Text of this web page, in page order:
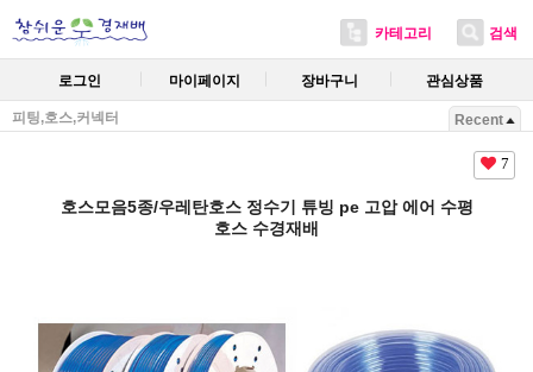
카테고리 검색
로그인 마이페이지 장바구니 관심상품
피팅,호스,커넥터 Recent
7
호스모음5종/우레탄호스 정수기 튜빙 pe 고압 에어 수평
호스 수경재배